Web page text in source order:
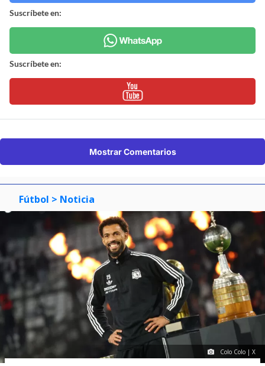
Suscríbete en:
Suscríbete en:
Mostrar Comentarios
Fútbol > Noticia
Colo Colo | X